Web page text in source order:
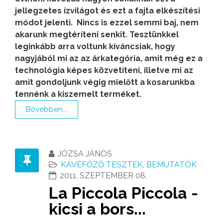
jellegzetes ízvilágot és ezt a fajta elkészítési
módot jelenti. Nincs is ezzel semmi baj, nem
akarunk megtéríteni senkit. Tesztünkkel
leginkább arra voltunk kíváncsiak, hogy
nagyjából mi az az árkategória, amit még ez a
technológia képes közvetíteni, illetve mi az
amit gondoljunk végig mielőtt a kosarunkba
tennénk a kiszemelt terméket.
Bővebben...
JÓZSA JÁNOS
KÁVÉFŐZŐ TESZTEK, BEMUTATÓK
2011. SZEPTEMBER 08.
La Piccola Piccola -
kicsi a bors...